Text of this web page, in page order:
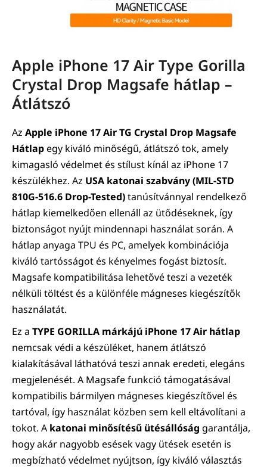
Apple iPhone 17 Air Type Gorilla
Crystal Drop Magsafe hátlap –
Átlátszó
Az Apple iPhone 17 Air TG Crystal Drop Magsafe
Hátlapegy kiváló minőségű, átlátszó tok, amely
kimagasló védelmet és stílust kínál az iPhone 17
készülékhez. Az USA katonai szabvány (MIL-STD
810G-516.6 Drop-Tested)tanúsítvánnyal rendelkező
hátlap kiemelkedően ellenáll az ütődéseknek, így
biztonságot nyújt mindennapi használat során. A
hátlap anyaga TPU és PC, amelyek kombinációja
kiváló tartósságot és kényelmes fogást biztosít.
Magsafe kompatibilitása lehetővé teszi a vezeték
nélküli töltést és a különféle mágneses kiegészítők
használatát.
Ez a TYPE GORILLA márkájú iPhone 17 Air hátlap
nemcsak védi a készüléket, hanem átlátszó
kialakításával láthatóvá teszi annak eredeti, elegáns
megjelenését. A Magsafe funkció támogatásával
kompatibilis bármilyen mágneses kiegészítővel és
tartóval, így használat közben sem kell eltávolítani a
tokot. A katonai minősítésű ütésállóság garantálja,
hogy akár nagyobb esések vagy ütések esetén is
megbízható védelmet nyújtson, így kiváló választás